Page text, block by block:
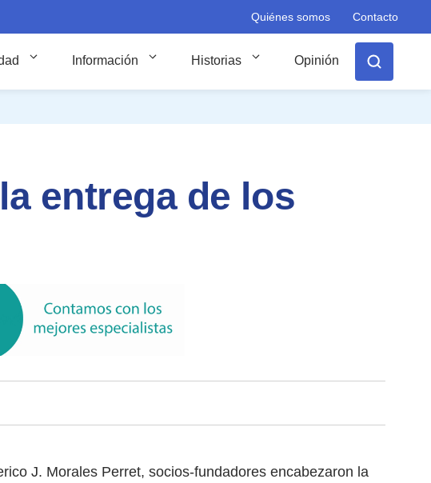
Quiénes somos Contacto
Información Historias Opinión
entrega de los
J. Morales Perret, socios-fundadores encabezaron la